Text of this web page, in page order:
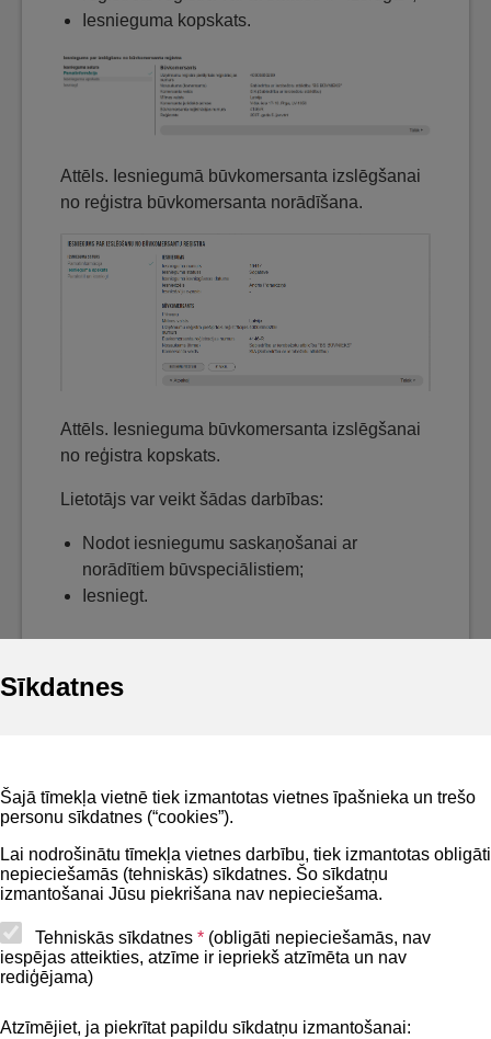
Sīkdatnes
Šajā tīmekļa vietnē tiek izmantotas vietnes īpašnieka un trešo
personu sīkdatnes (“cookies”).
Lai nodrošinātu tīmekļa vietnes darbību, tiek izmantotas obligāti
nepieciešamās (tehniskās) sīkdatnes. Šo sīkdatņu
izmantošanai Jūsu piekrišana nav nepieciešama.
Tehniskās sīkdatnes * (obligāti nepieciešamās, nav
iespējas atteikties, atzīme ir iepriekš atzīmēta un nav
rediģējama)
Atzīmējiet, ja piekrītat papildu sīkdatņu izmantošanai:
Iesnieguma kopskats.
Attēls. Iesniegumā būvkomersanta izslēgšanai
no reģistra būvkomersanta norādīšana.
Attēls. Iesnieguma būvkomersanta izslēgšanai
no reģistra kopskats.
Lietotājs var veikt šādas darbības:
Nodot iesniegumu saskaņošanai ar
norādītiem būvspeciālistiem;
Iesniegt.
Privātuma politika
Lapas karte
Piekļūstamības paziņojums